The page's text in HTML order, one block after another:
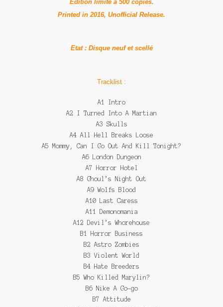
Édition limité à 500 copies.
Printed in 2016, Unofficial Release.
Etat : Disque neuf et scellé
Tracklist :
A1 Intro
A2 I Turned Into A Martian
A3 Skulls
A4 All Hell Breaks Loose
A5 Mommy, Can I Go Out And Kill Tonight?
A6 London Dungeon
A7 Horror Hotel
A8 Ghoul’s Night Out
A9 Wolfs Blood
A10 Last Caress
A11 Demonomania
A12 Devil’s Whorehouse
B1 Horror Business
B2 Astro Zombies
B3 Violent World
B4 Hate Breeders
B5 Who Killed Marylin?
B6 Nike A Go-go
B7 Attitude